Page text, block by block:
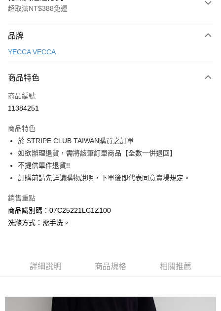
超取滿NT$388免運
信用卡一次付款
3 期 0 利率 每期
合作金庫商業銀行
上海商業儲蓄銀行
臺灣中小企業銀行
匯豐（台灣）商業銀行
華泰商業銀行
聯邦商業銀行
遠東國際商業銀行
元大商業銀行
玉山商業銀行
星展（台灣）商業銀行
台灣樂天信用卡公司
超商取貨付款
LINE Pay
Apple Pay
街口支付
悠遊付
大哥付你分期
相關說明
【大哥付你分期使用說明】
成交易。
3.實際核准額度、可分期數及費用金額請依後續交易確認頁面所載為準。
法說明評估內容。
【繳款方式說明】
AFTEE先享後付是「在收到商品之後才付款」的支付方式。 讓您購物簡單
３．安心：先確認商品／服務後，再付款。
ATM付款
品牌
YECCA VECCA
商品特色
商品編號
11384251
商品特色
於 STRIPE CLUB TAIWAN購買之訂單
如欲辦理退貨，需將該筆訂單商品【全數一併退回】
不提供單件退貨!!
訂購前請先詳讀購物說明，下單後即代表同意賣場規定。
銷售重點
商品識別碼：07C25221LC1Z100
洗滌方式：需手洗。
詳細說明 商品規格 相關推薦